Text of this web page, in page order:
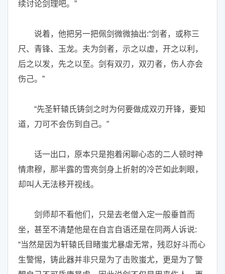
续讨论剑理吧。”
说着，他把另一把佩剑微微抽出:“剑者，或称三
尺、青锋、玉龙。夫为剑者，示之以虚，开之以利，
后之以发，先之以至。剑有双刃，双刃者，伤人亦会
伤己。”
“先圣轩辕氏铸剑之时为何要做成双刃开锋，要知
道，刀可不会伤到自己。”
话一出口，原本只是抱着闲聊心态的二人顿时神
情肃穆，那半露的雪亮剑身上折射的冷芒如此刺眼，
却叫人无法移开视线。
剑师却不看他们，只是去老僧入定一般垂首而
坐，甚至不清楚他是在自言自语还是在同两人诉说:
“当然是因为轩辕氏目睹蚩尤暴虐无常，残忍好斗而心
生警惕，铸此器并非只是为了击败蚩尤，更是为了警